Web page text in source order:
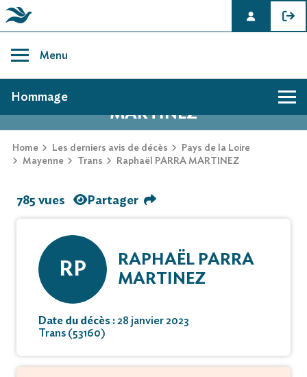
content
Menu
AVIS DE DÉCÈS DE RAPHAËL PARRA
MARTINEZ
Home Les derniers avis de décès
Pays de la Loire
Mayenne
Trans Raphaël PARRA MARTINEZ
Hommage
785 vues Partager
RP
RAPHAËL PARRA
MARTINEZ
Date du décès :28 janvier 2023
Trans (53160)